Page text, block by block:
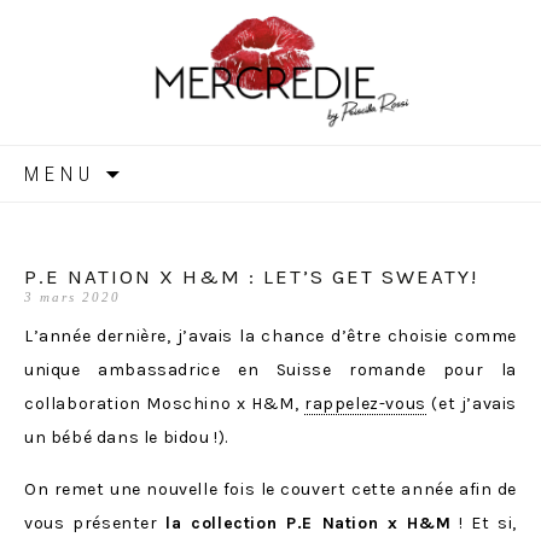
MERCREDIE
MENU
P.E NATION X H&M : LET’S GET SWEATY!
3 mars 2020
L’année dernière, j’avais la chance d’être choisie comme
unique ambassadrice en Suisse romande pour la
collaboration Moschino x H&M, rappelez-vous (et j’avais
un bébé dans le bidou !).
On remet une nouvelle fois le couvert cette année afin de
vous présenter la collection P.E Nation x H&M ! Et si,